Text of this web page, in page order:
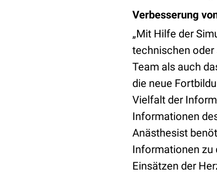
Verbesserung
„Mit Hilfe der
technischen oder
Team als auch
die neue
Vielfalt der
Informationen
Anästhesist
Informationen zu
Einsätzen der